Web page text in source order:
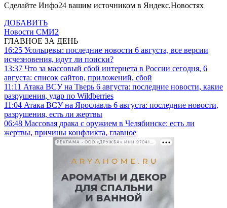
Сделайте Инфо24 вашим источником в Яндекс.Новостях
ДОБАВИТЬ
Новости СМИ2
ГЛАВНОЕ ЗА ДЕНЬ
16:25 Усольцевы: последние новости 6 августа, все версии
исчезновения, идут ли поиски?
13:37 Что за массовый сбой интернета в России сегодня, 6
августа: список сайтов, приложений, сбой
11:11 Атака ВСУ на Тверь 6 августа: последние новости, какие
разрушения, удар по Wildberries
11:04 Атака ВСУ на Ярославль 6 августа: последние новости,
разрушения, есть ли жертвы
06:48 Массовая драка с оружием в Челябинске: есть ли
жертвы, причины конфликта, главное
РЕКЛАМА • ООО «ДРУЖБА» ИНН 9704146411